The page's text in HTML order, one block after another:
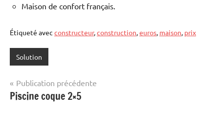
Maison de confort français.
Étiqueté avec constructeur,construction,euros, maison, prix
Solution
Navigation
de
Publication précédente
Piscine coque 2×5